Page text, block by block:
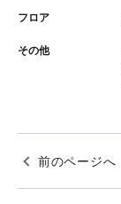
フロア
その他
前のページへ